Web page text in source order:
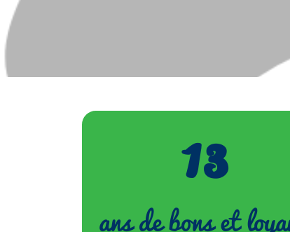
13
ans de bons et